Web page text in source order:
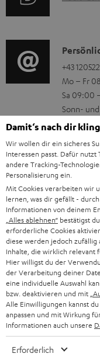
e
n
z
u
m
V
e
r
s
a
n
d
t
i
o
n
e
n
z
u
r
G
a
r
a
n
t
i
e
i
o
-
L
e
x
i
k
o
n
K
o
n
t
a
k
t
d
a
t
e
n
+43
Mo – Fr
Sa 09:00
Sonn-
Teufel
Häufige
Kontakt
Store
Übersicht
1 Gültig bis 08.08.2026,
Mindesteinkaufswert von
Produkte bzw. für
Ausgenommen sind
Nicht gültig für bereits
Privatkunden. Nicht mit
Weiterverkauf von
im Falle eines Verkaufs
Damit‘s nach dir
Wir wollen dir ein sicheres
Interessen passt. Dafür
andere Tracking-
Personalisierung ein.
Mit Cookies verarbeiten wir
lernen, was dir gefällt -
Informationen von deinem
„Alles ablehnen“ bestätigst
erforderliche Cookies
diese werden jedoch zufällig
Inhalte, die wirklich relevant
Hier willigst du der
der Verarbeitung deiner
eine individuelle Auswahl
bzw. deaktivieren und mit
Alle Einwilligungen kannst
anpassen und mit Wirkung
Informationen auch unsere
Erforderlich